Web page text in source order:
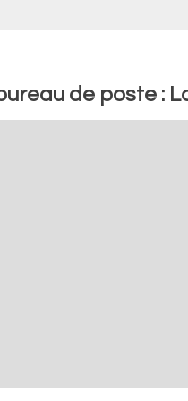
de poste :